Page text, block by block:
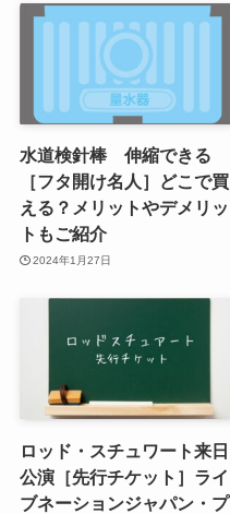
水道検針棒 伸縮できる
［フタ開け名人］どこで買
える？メリットやデメリッ
トもご紹介
2024年1月27日
ロッド・スチュワート来日
公演［先行チケット］ライ
ブネーションジャパン・プ